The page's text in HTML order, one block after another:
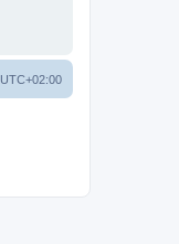
UTC+02:00